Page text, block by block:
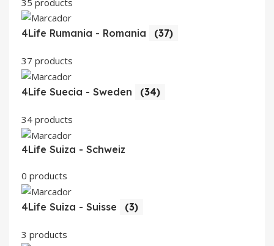
4Life Rumania - Romania (37)
37 products
4Life Suecia - Sweden (34)
34 products
4Life Suiza - Schweiz
0 products
4Life Suiza - Suisse (3)
3 products